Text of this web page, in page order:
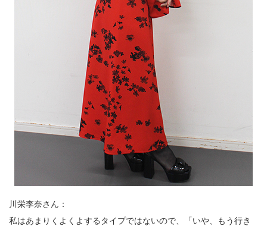
川栄李奈さん：
私はあまりくよくよするタイプではないので、「いや、もう行き